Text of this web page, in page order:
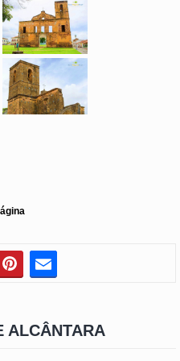
ALCÂNTARA